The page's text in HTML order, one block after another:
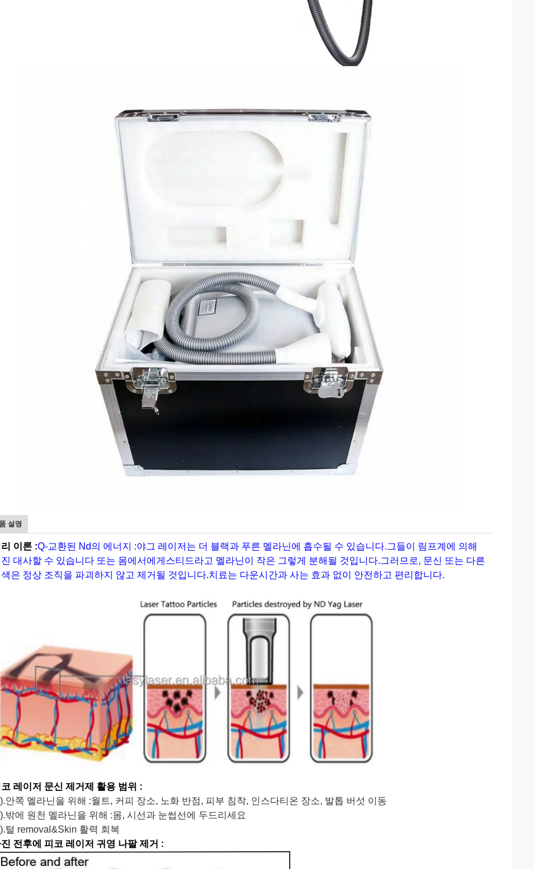
설명
이론 :Q-교환된 Nd의 에너지 :야그 레이저는 더 블랙과 푸른 멜라닌에 흡수될 수 있습니다.그들이 림프계에 의해
대사할 수 있습니다 또는 몸에서에게스티드라고 멜라닌이 작은 그렇게 분해될 것입니다.그러므로, 문신 또는 다른
은 정상 조직을 파괴하지 않고 제거될 것입니다.치료는 다운시간과 사는 효과 없이 안전하고 편리합니다.
레이저 문신 제거제 활용 범위 :
안쪽 멜라닌을 위해 :월트, 커피 장소, 노화 반점, 피부 침착, 인스다티온 장소, 발톱 버섯 이동
밖에 원천 멜라닌을 위해 :몸, 시선과 눈썹선에 두드리세요
털 removal&Skin 활력 회복
전후에 피코 레이저 귀영 나팔 제거 :